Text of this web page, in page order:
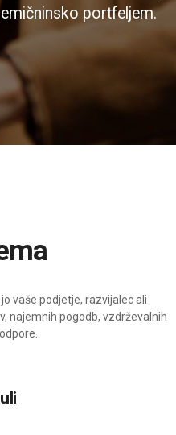
portfeljem.
vaše podjetje, razvijalec ali
najemnih pogodb, vzdrževalnih